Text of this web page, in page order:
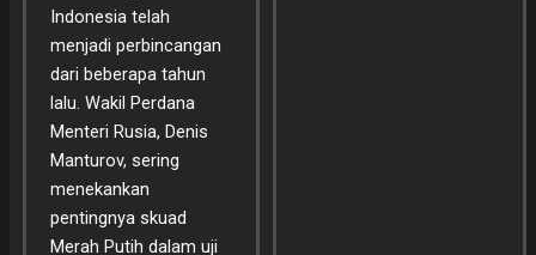
Indonesia telah
menjadi perbincangan
dari beberapa tahun
lalu. Wakil Perdana
Menteri Rusia, Denis
Manturov, sering
menekankan
pentingnya skuad
Merah Putih dalam uji